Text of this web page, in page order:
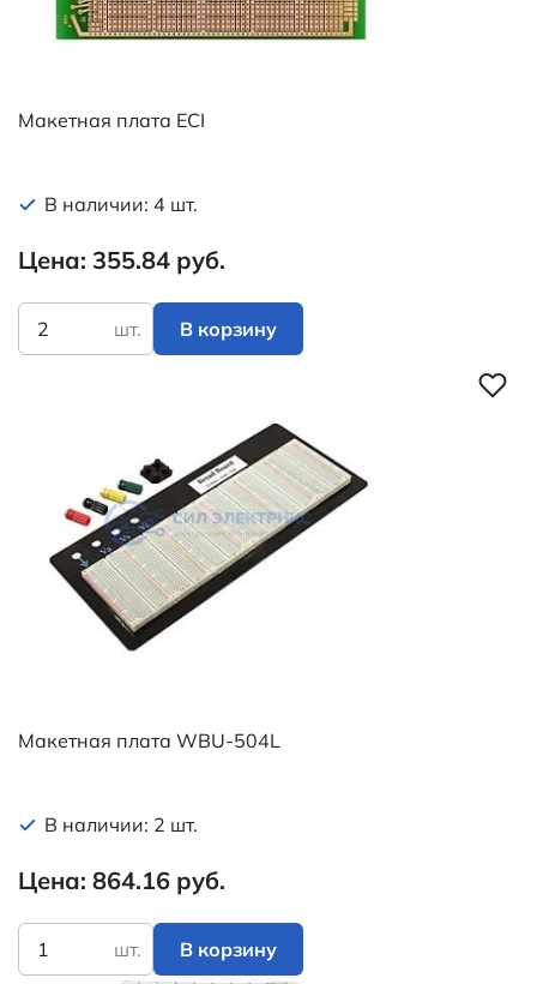
Макетная плата ECI
В наличии: 4 шт.
Цена: 355.84 руб.
шт. В корзину
Макетная плата WBU-504L
В наличии: 2 шт.
Цена: 864.16 руб.
шт. В корзину